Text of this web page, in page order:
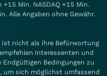
Min. NASDAQ +15 Min.
Alle Angaben ohne Gewähr.
ist nicht als ihre Befürwortung
Interessenten und
Bedingungen zu
um sich möglichst umfassend